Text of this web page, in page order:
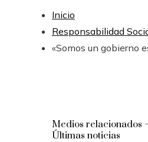
Inicio
Responsabilidad
«Somos un gobierno
Medios relacionados
Últimas noticias